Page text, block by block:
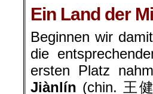
Ein Land der
Beginnen wir
die
ersten Platz
Jiànlín (chin. 王